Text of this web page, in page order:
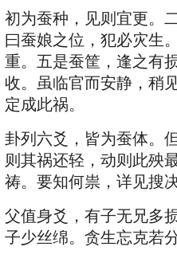
初为蚕种，见则宜更。
曰蚕娘之位，犯必灾生
重。五是蚕筐，逢之有
收。虽临官而安静，稍
定成此祸。
卦列六爻，皆为蚕体。
则其祸还轻，动则此殃
祷。要知何祟，详见搜
父值身爻，有子无兄多
子少丝绵。贪生忘克若